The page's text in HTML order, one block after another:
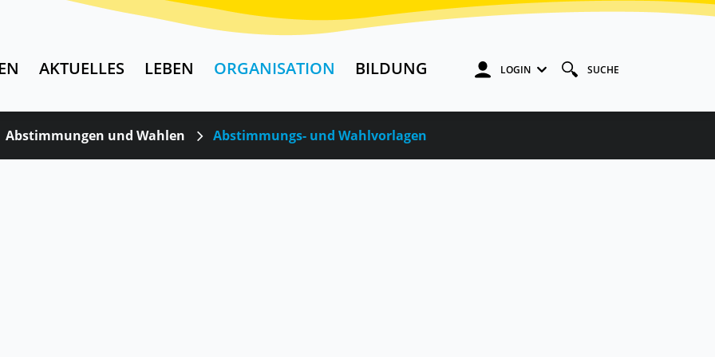
AKTUELLES LEBEN ORGANISATION BILDUNG LOGIN SUCHE
Abstimmungen und Wahlen Abstimmungs- und Wahlvorlagen